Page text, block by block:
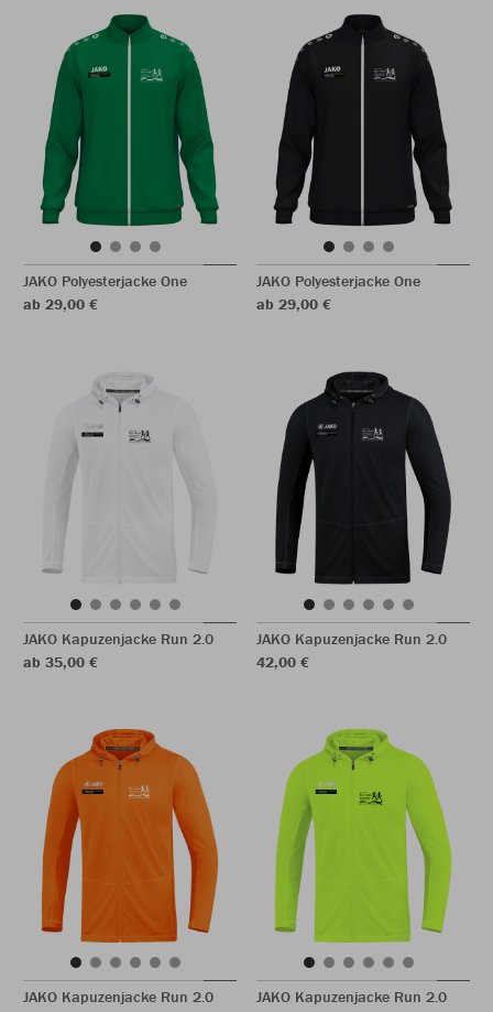
JAKO Polyesterjacke One
ab 29,00 €
JAKO Polyesterjacke One
ab 29,00 €
JAKO Kapuzenjacke Run 2.0
ab 35,00 €
JAKO Kapuzenjacke Run 2.0
42,00 €
JAKO Kapuzenjacke Run 2.0
JAKO Kapuzenjacke Run 2.0